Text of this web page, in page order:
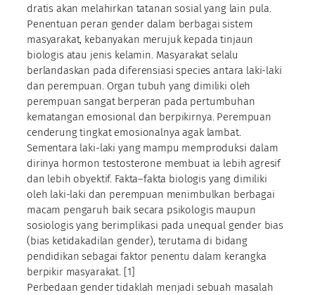
dratis akan melahirkan tatanan sosial yang lain pula.
Penentuan peran gender dalam berbagai sistem
masyarakat, kebanyakan merujuk kepada tinjaun
biologis atau jenis kelamin. Masyarakat selalu
berlandaskan pada diferensiasi species antara laki-laki
dan perempuan. Organ tubuh yang dimiliki oleh
perempuan sangat berperan pada pertumbuhan
kematangan emosional dan berpikirnya. Perempuan
cenderung tingkat emosionalnya agak lambat.
Sementara laki-laki yang mampu memproduksi dalam
dirinya hormon testosterone membuat ia lebih agresif
dan lebih obyektif. Fakta–fakta biologis yang dimiliki
oleh laki-laki dan perempuan menimbulkan berbagai
macam pengaruh baik secara psikologis maupun
sosiologis yang berimplikasi pada unequal gender bias
(bias ketidakadilan gender), terutama di bidang
pendidikan sebagai faktor penentu dalam kerangka
berpikir masyarakat. [1]
Perbedaan gender tidaklah menjadi sebuah masalah